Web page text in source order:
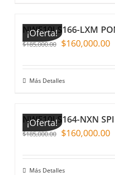
¡Oferta!
NWE10LS166-LXM
$185,000.00 $160,000.00
Más Detalles
¡Oferta!
NWE10LS164-NXN
$185,000.00 $160,000.00
Más Detalles